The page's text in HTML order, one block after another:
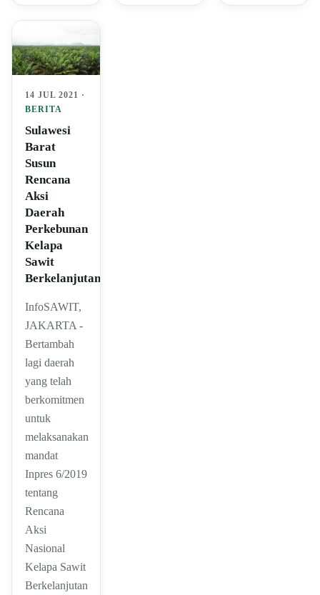
14 JUL 2021 ·
BERITA
Sulawesi
Barat
Susun
Rencana
Aksi
Daerah
Perkebunan
Kelapa
Sawit
Berkelanjutan
InfoSAWIT,
JAKARTA -
Bertambah
lagi daerah
yang telah
berkomitmen
untuk
melaksanakan
mandat
Inpres 6/2019
tentang
Rencana
Aksi
Nasional
Kelapa Sawit
Berkelanjutan